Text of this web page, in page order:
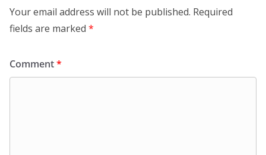
Your email address will not be published. Required
fields are marked *
Comment*